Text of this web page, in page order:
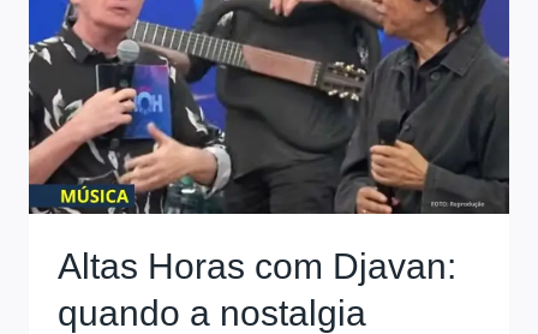
Altas Horas com Djavan:
quando a nostalgia